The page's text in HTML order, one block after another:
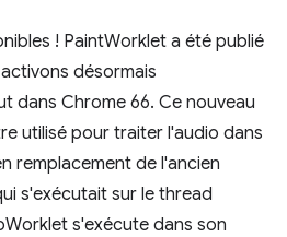
! PaintWorklet a été publié
désormais
dans Chrome 66. Ce nouveau
utilisé pour traiter l'audio dans
remplacement de l'ancien
s'exécutait sur le thread
s'exécute dans son